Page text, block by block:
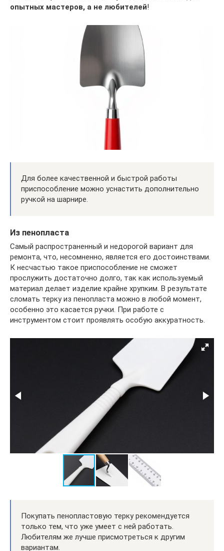
опытных мастеров, а не любителей!
Для более качественной и быстрой работы
приспособление можно уснастить дополнительно
ручкой на шарнире.
Из пенопласта
Самый распространенный и недорогой вариант для
ремонта, что, несомненно, является его достоинствами.
К несчастью такое приспособление не сможет
прослужить достаточно долго, так как используемый
материал делает изделие крайне хрупким. В результате
сломать терку из пенопласта можно в любой момент,
особенно это касается ручки. При работе с
инструментом стоит проявлять особую аккуратность.
Покупать пенопластовую терку рекомендуется
только тем, что уже умеет с ней работать.
Любителям же лучше присмотреться к другим
вариантам.